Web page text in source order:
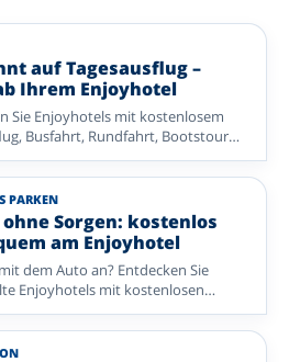
auf Tagesausflug –
Ihrem Enjoyhotel
Sie Enjoyhotels mit kostenlosem
Busfahrt, Rundfahrt, Bootstour
organisierten Exkursion.
Sie ohne eigene Routenplanung
Umgebung entdecken möchten.
PARKEN
Sorgen: kostenlos
am Enjoyhotel
dem Auto an? Entdecken Sie
Enjoyhotels mit kostenlosen
in Valkenburg, Drenthe, an der
und in Belgisch-Limburg.